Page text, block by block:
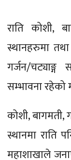
राति कोशी,
स्थानहरुमा
गर्जन/
सम्भावना
कोशी,
स्थानमा राति
महाशाखाले